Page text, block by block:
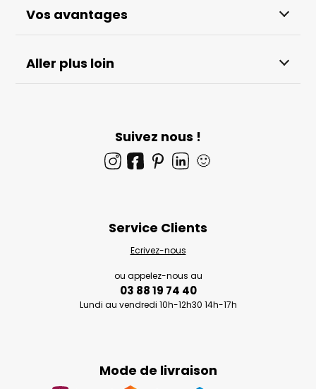
Vos avantages
Aller plus loin
Suivez nous !
🙂
Mode de livraison
Service Clients
Ecrivez-nous
ou appelez-nous au
03 88 19 74 40
Lundi au vendredi 10h-12h30 14h-17h